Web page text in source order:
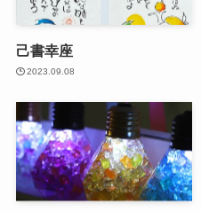
己書幸座
2023.09.08